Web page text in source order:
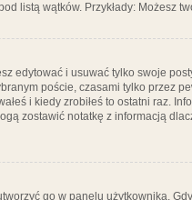
listą wątków. Przykłady: Możesz
edytować i usuwać tylko swoje
poście, czasami tylko przez
i kiedy zrobiłeś to ostatni raz.
zostawić notatkę z informacją
go w panelu użytkownika.